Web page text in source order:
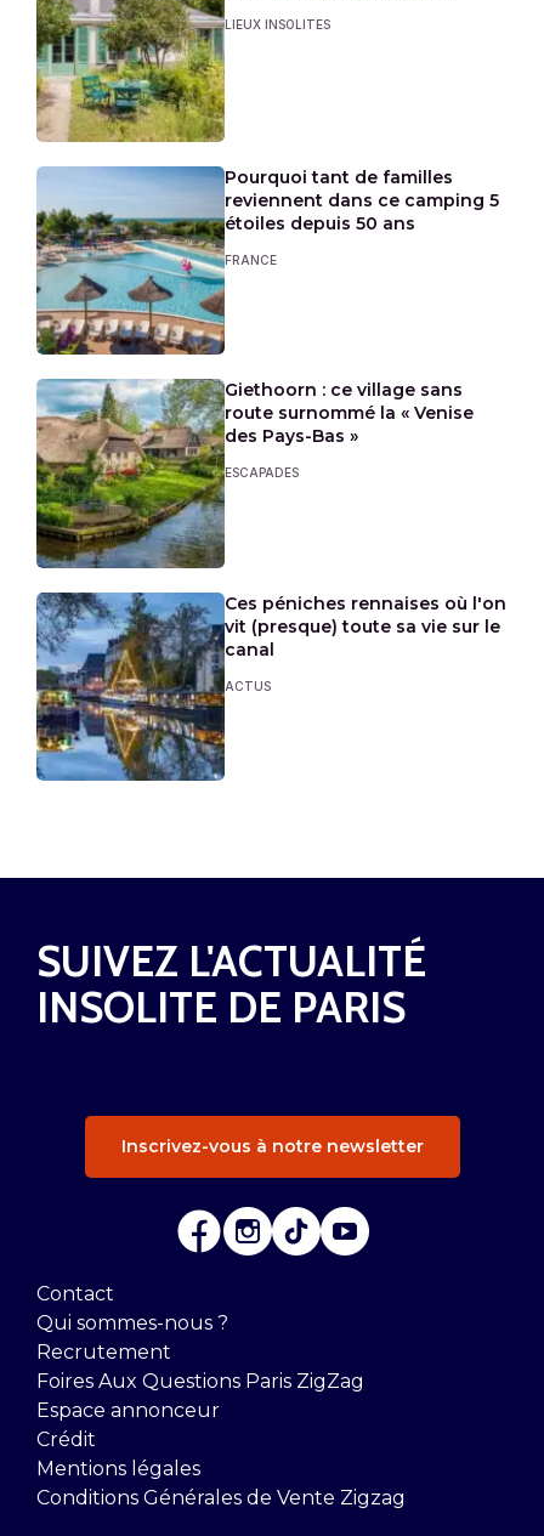
LIEUX INSOLITES
Pourquoi tant de familles
reviennent dans ce camping 5
étoiles depuis 50 ans
FRANCE
Giethoorn : ce village sans
route surnommé la « Venise
des Pays-Bas »
ESCAPADES
Ces péniches rennaises où l'on
vit (presque) toute sa vie sur le
canal
ACTUS
SUIVEZ L'ACTUALITÉ
INSOLITE DE PARIS
Inscrivez-vous à notre newsletter
Contact
Qui sommes-nous ?
Recrutement
Foires Aux Questions Paris ZigZag
Espace annonceur
Crédit
Mentions légales
Conditions Générales de Vente Zigzag